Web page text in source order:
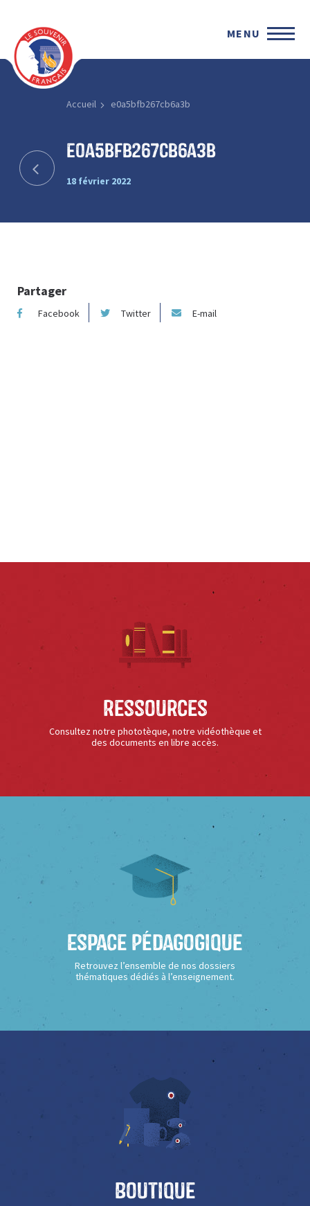
MENU
Accueil e0a5bfb267cb6a3b
e0a5bfb267cb6a3b
18 février 2022
Partager
Facebook Twitter E-mail
Ressources
Consultez notre phototèque, notre vidéothèque et
des documents en libre accès.
Espace Pédagogique
Retrouvez l’ensemble de nos dossiers
thématiques dédiés à l’enseignement.
Boutique